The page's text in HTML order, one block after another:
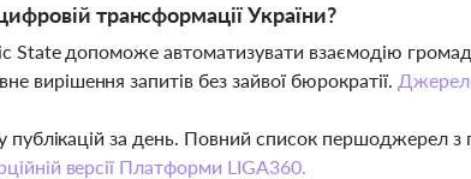
трансформації України?
State допоможе автоматизувати взаємодію
вирішення запитів без зайвої бюрократії.
за день. Повний список першоджерел з
версії Платформи LIGA360.